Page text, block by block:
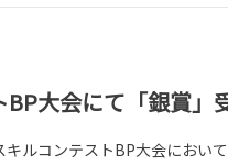
大会にて「銀賞」
ルコンテストBP大会におい